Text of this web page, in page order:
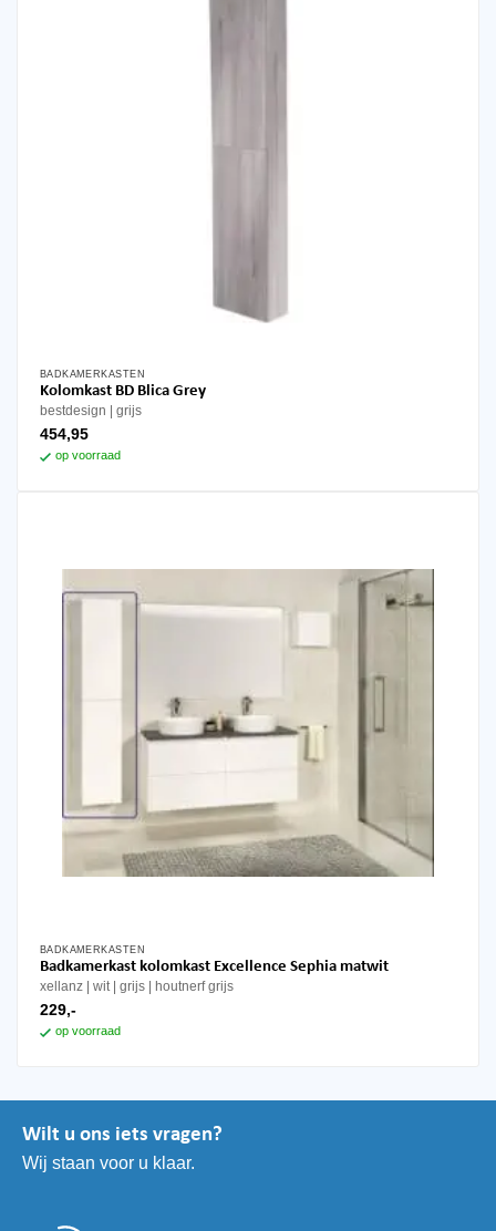
BADKAMERKASTEN
Kolomkast BD Blica Grey
bestdesign grijs
454,95
op voorraad
BADKAMERKASTEN
Badkamerkast kolomkast Excellence Sephia matwit
xellanz wit | grijs | houtnerf grijs
229,-
op voorraad
Wilt u ons iets vragen?
Wij staan voor u klaar.